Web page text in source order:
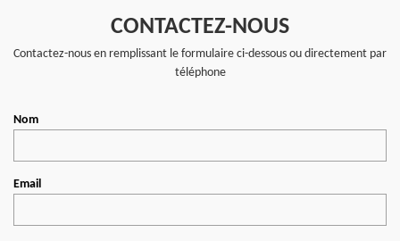
CONTACTEZ-NOUS
Contactez-nous en remplissant le formulaire ci-dessous ou directement par
téléphone
Nom
Email